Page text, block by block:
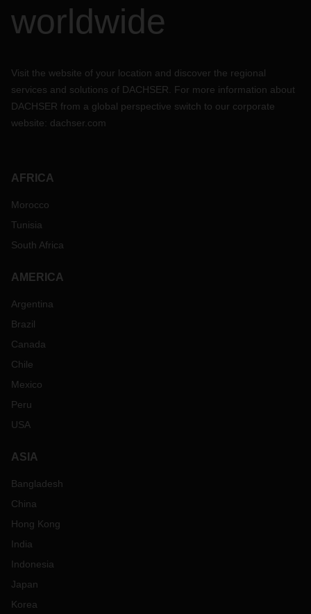
worldwide
Visit the website of your location and discover the regional
services and solutions of DACHSER. For more information about
DACHSER from a global perspective switch to our corporate
website: dachser.com
AFRICA
Morocco
Tunisia
South Africa
AMERICA
Argentina
Brazil
Canada
Chile
Mexico
Peru
USA
ASIA
Bangladesh
China
Hong Kong
India
Indonesia
Japan
Korea